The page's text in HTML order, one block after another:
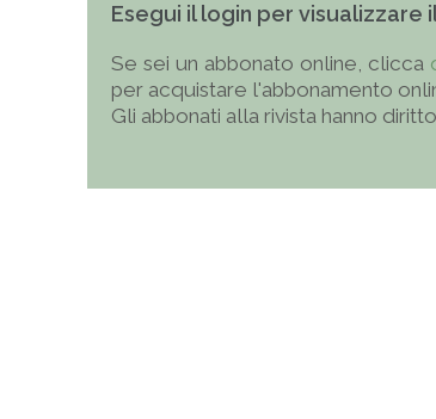
Esegui il login per visualizzare
Se sei un abbonato online, clicca
per acquistare l'abbonamento
Gli abbonati alla rivista hanno